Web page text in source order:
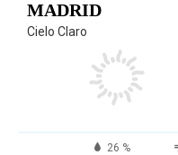
MADRID
Cielo Claro
26 %